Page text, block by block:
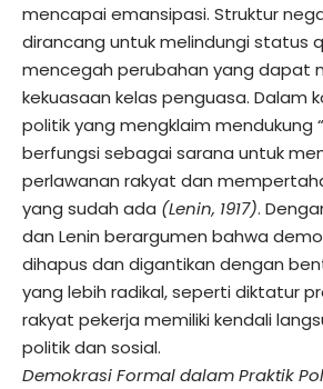
mencapai emansipasi. Struktur
dirancang untuk melindungi status
mencegah perubahan yang dapat
kekuasaan kelas penguasa. Dalam
politik yang mengklaim mendukung
berfungsi sebagai sarana untuk
perlawanan rakyat dan
yang sudah ada (Lenin, 1917).
dan Lenin berargumen bahwa
dihapus dan digantikan dengan
yang lebih radikal, seperti diktatur
rakyat pekerja memiliki kendali
politik dan sosial.
Demokrasi Formal dalam Praktik